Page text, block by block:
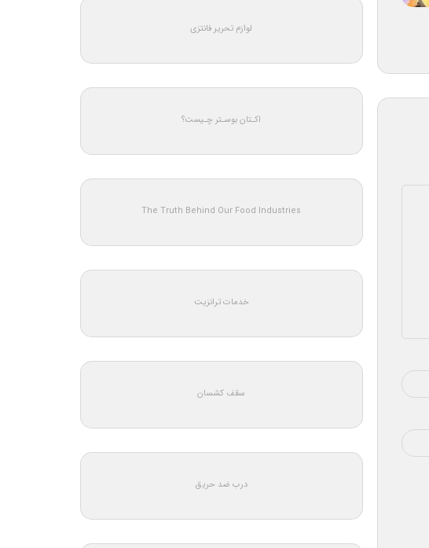
لوازم تحریر فانتزی
اکـتان بوسـتر چـیست؟
The Truth Behind Our Food Industries
خدمات ترانزیت
سقف کشسان
درب ضد حریق